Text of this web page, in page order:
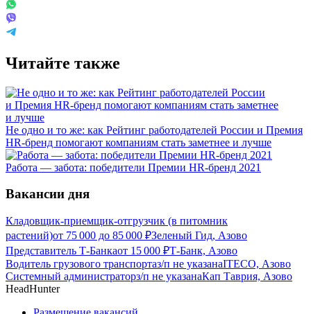
Читайте также
Не одно и то же: как Рейтинг работодателей России и Премия
HR-бренд помогают компаниям стать заметнее и лучше
Работа — забота: победители Премии HR-бренд 2021
Вакансии дня
Кладовщик-приемщик-отгрузчик (в питомник
растений)от 75 000 до 85 000 ₽Зеленый Гид, Азово
Представитель Т-Банкаот 15 000 ₽Т-Банк, Азово
Водитель грузового транспортаз/п не указанаITECO, Азово
Системный администраторз/п не указанаКап Таврия, Азово
HeadHunter